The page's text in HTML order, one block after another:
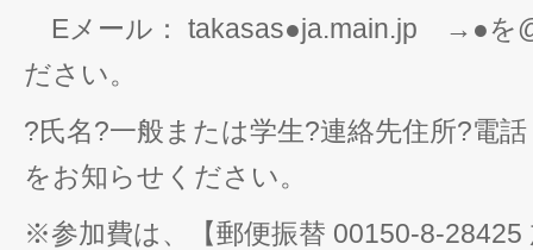
Eメール： takasas●ja.main.jp →●を
ださい。
?氏名?一般または学生?連絡先住所?電
をお知らせください。
※参加費は、【郵便振替 00150-8-28425